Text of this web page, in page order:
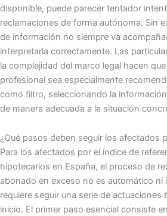
disponible, puede parecer tentador
reclamaciones de forma autónoma. Sin
de información no siempre va
interpretarla correctamente. Las
la complejidad del marco legal hacen
profesional sea especialmente
como filtro, seleccionando la
de manera adecuada a la situación
¿Qué pasos deben seguir los afectados
Para los afectados por el índice de
hipotecarios en España, el proceso de
abonado en exceso no es automático ni
requiere seguir una serie de actuaciones
inicio. El primer paso esencial consiste